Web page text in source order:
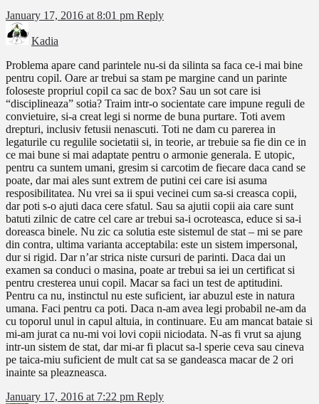
January 17, 2016 at 8:01 pm Reply
Kadia
Problema apare cand parintele nu-si da silinta sa faca ce-i mai bine
pentru copil. Oare ar trebui sa stam pe margine cand un parinte
foloseste propriul copil ca sac de box? Sau un sot care isi
“disciplineaza” sotia? Traim intr-o socientate care impune reguli de
convietuire, si-a creat legi si norme de buna purtare. Toti avem
drepturi, inclusiv fetusii nenascuti. Toti ne dam cu parerea in
legaturile cu regulile societatii si, in teorie, ar trebuie sa fie din ce in
ce mai bune si mai adaptate pentru o armonie generala. E utopic,
pentru ca suntem umani, gresim si carcotim de fiecare daca cand se
poate, dar mai ales sunt extrem de putini cei care isi asuma
resposibilitatea. Nu vrei sa ii spui vecinei cum sa-si creasca copii,
dar poti s-o ajuti daca cere sfatul. Sau sa ajutii copii aia care sunt
batuti zilnic de catre cel care ar trebui sa-i ocroteasca, educe si sa-i
doreasca binele. Nu zic ca solutia este sistemul de stat – mi se pare
din contra, ultima varianta acceptabila: este un sistem impersonal,
dur si rigid. Dar n’ar strica niste cursuri de parinti. Daca dai un
examen sa conduci o masina, poate ar trebui sa iei un certificat si
pentru cresterea unui copil. Macar sa faci un test de aptitudini.
Pentru ca nu, instinctul nu este suficient, iar abuzul este in natura
umana. Faci pentru ca poti. Daca n-am avea legi probabil ne-am da
cu toporul unul in capul altuia, in continuare. Eu am mancat bataie si
mi-am jurat ca nu-mi voi lovi copii niciodata. N-as fi vrut sa ajung
intr-un sistem de stat, dar mi-ar fi placut sa-l sperie ceva sau cineva
pe taica-miu suficient de mult cat sa se gandeasca macar de 2 ori
inainte sa pleazneasca.
January 17, 2016 at 7:22 pm Reply